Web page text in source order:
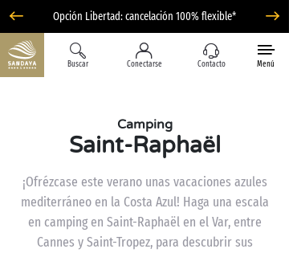
Opción Libertad: cancelación 100% flexible*
Buscar Conectarse Contacto Menú
Camping
Saint-Raphaël
¡Ofrézcase este verano unas vacaciones azules
mediterráneo en la Costa Azul! Haga una escala
en camping en Saint-Raphaël en el Var, entre
Cannes y Saint-Tropez, para descubrir sus